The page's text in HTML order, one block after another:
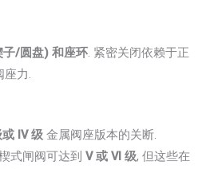
子/圆盘) 和座环. 紧密关闭依赖于正
座力.
或 IV 级 金属阀座版本的关断.
式闸阀可达到V 或 VI 级, 但这些在